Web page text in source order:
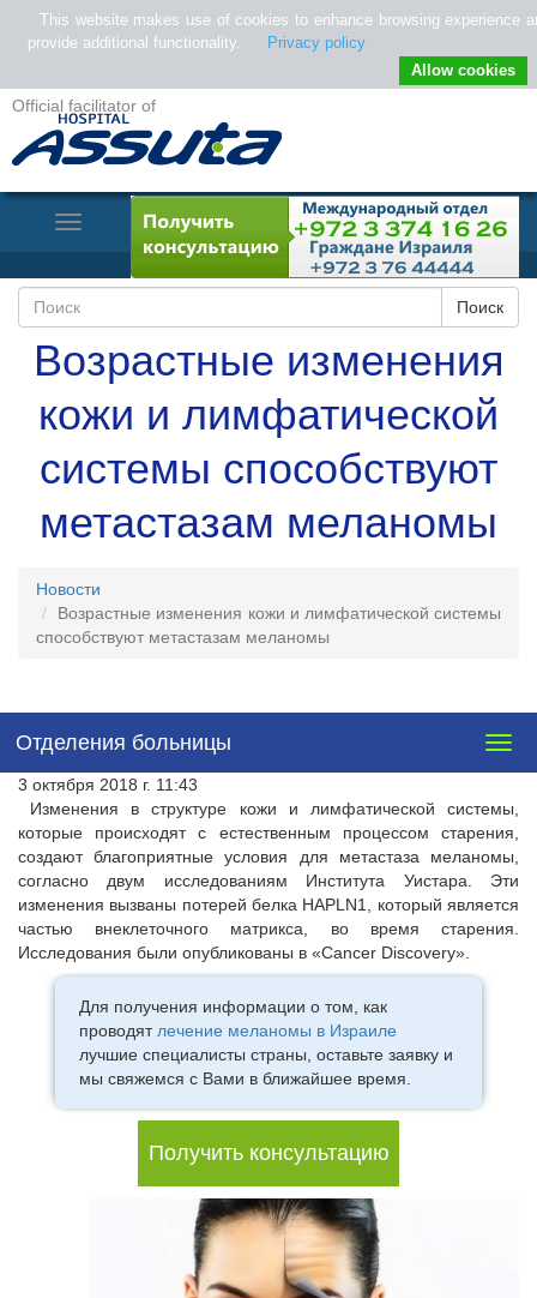
Official facilitator of
Toggle
Navigation
Возрастные изменения
кожи и лимфатической
системы способствуют
метастазам меланомы
Новости
Возрастные изменения кожи и лимфатической системы
способствуют метастазам меланомы
Отделения больницы
3 октября 2018 г. 11:43
Изменения в структуре кожи и лимфатической системы,
которые происходят с естественным процессом старения,
создают благоприятные условия для метастаза меланомы,
согласно двум исследованиям Института Уистара. Эти
изменения вызваны потерей белка HAPLN1, который является
частью внеклеточного матрикса, во время старения.
Исследования были опубликованы в «Cancer Discovery».
Для получения информации о том, как
проводятлечение меланомы в Израиле
лучшие специалисты страны, оставьте заявку и
мы свяжемся с Вами в ближайшее время.
Получить консультацию
This website makes use of cookies to enhance browsing experience
provide additional functionality.
Privacy policy
Allow cookies